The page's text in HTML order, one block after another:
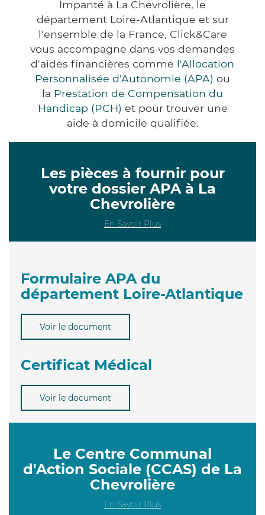
Impanté à La Chevrolière, le
département Loire-Atlantique et sur
l'ensemble de la France, Click&Care
vous accompagne dans vos demandes
d'aides financières comme l'Allocation
Personnalisée d'Autonomie (APA) ou
la Prestation de Compensation du
Handicap (PCH) et pour trouver une
aide à domicile qualifiée.
Les pièces à fournir pour
votre dossier APA à La
Chevrolière
En Savoir Plus
Formulaire APA du
département Loire-Atlantique
Voir le document
Certificat Médical
Voir le document
Le Centre Communal
d'Action Sociale (CCAS) de La
Chevrolière
En Savoir Plus